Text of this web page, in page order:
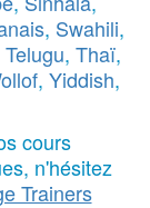
, Swahili,
Telugu, Thaï,
, Yiddish,
cours
n'hésitez
Trainers